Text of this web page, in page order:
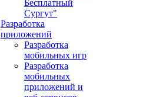
Бесплатный
Сургут"
Разработка
приложений
Разработка
мобильных игр
Разработка
мобильных
приложений и